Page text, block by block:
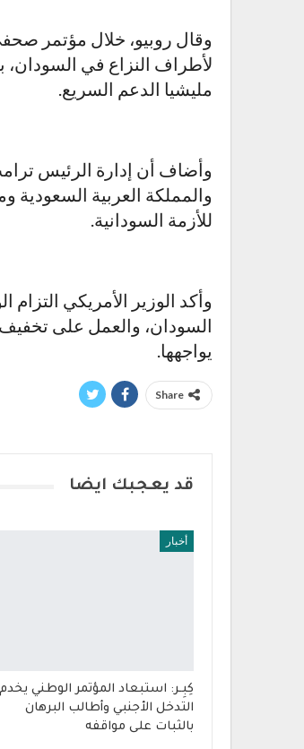
وقال روبيو، خلال مؤتمر
لأطراف النزاع في السودان،
مليشيا الدعم السريع.
وأضاف أن إدارة الرئيس
والمملكة العربية السعودية
للأزمة السودانية.
وأكد الوزير الأمريكي
السودان، والعمل على تخفيف
يواجهها.
Share
قد يعجبك ايضا
أخبار
كِبِـر: استبعاد المؤتمر الوطني يخدم
التدخل الأجنبي وأطالب البرهان
بالثبات على مواقفه